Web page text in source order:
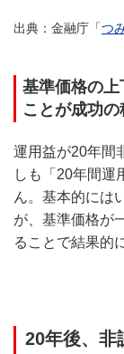
出典：金融庁「つ
基準価格の
ことが成功の
運用益が20年間
しも「20年間運
ん。基本的には
が、基準価格が
ることで結果的
20年後、非